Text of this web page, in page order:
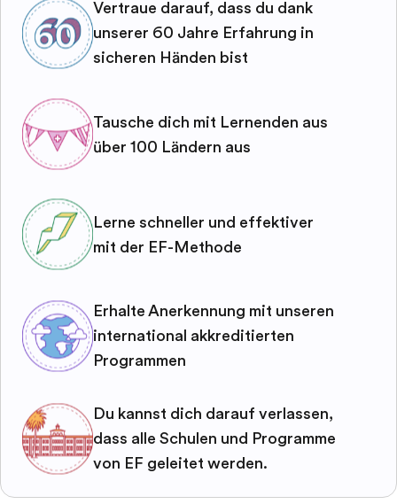
Vertraue darauf, dass du dank
unserer 60 Jahre Erfahrung in
sicheren Händen bist
Tausche dich mit Lernenden aus
über 100 Ländern aus
Lerne schneller und effektiver
mit der EF-Methode
Erhalte Anerkennung mit unseren
international akkreditierten
Programmen
Du kannst dich darauf verlassen,
dass alle Schulen und Programme
von EF geleitet werden.